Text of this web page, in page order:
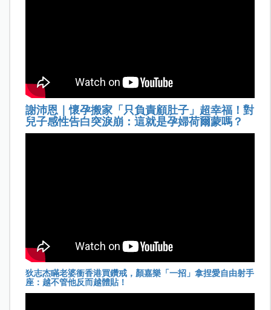
謝沛恩｜懷孕搬家「只負責顧肚子」超幸福！對
兒子感性告白突淚崩：這就是孕婦荷爾蒙嗎？
狄志杰瞞老婆衝香港買鑽戒，顏嘉樂「一招」拿捏愛自由射手
座：越不管他反而越體貼！